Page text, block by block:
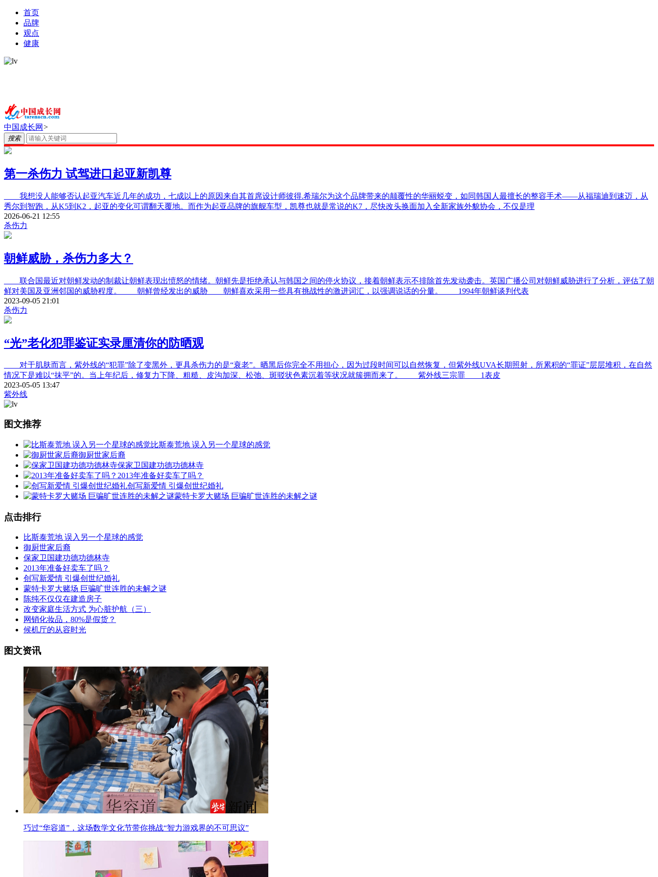
首页
品牌
观点
健康
中国成长网 >
搜索
第一杀伤力 试驾进口起亚新凯尊
我想没人能够否认起亚汽车近几年的成功，七成以上的原因来自其首席设计师彼得.希瑞尔为这个品牌带来的颠覆性的华丽蜕变，如同韩国人最擅长的整容手术——从福瑞迪到速迈，从
秀尔到智跑，从K5到K2，起亚的变化可谓翻天覆地。而作为起亚品牌的旗舰车型，凯尊也就是常说的K7，尽快改头换面加入全新家族外貌协会，不仅是理
2026-06-21 12:55
杀伤力
朝鲜威胁，杀伤力多大？
联合国最近对朝鲜发动的制裁让朝鲜表现出愤怒的情绪。朝鲜先是拒绝承认与韩国之间的停火协议，接着朝鲜表示不排除首先发动袭击。英国广播公司对朝鲜威胁进行了分析，评估了朝
鲜对美国及亚洲邻国的威胁程度。 朝鲜曾经发出的威胁 朝鲜喜欢采用一些具有挑战性的激进词汇，以强调说话的分量。 1994年朝鲜谈判代表
2023-09-05 21:01
杀伤力
“光”老化犯罪鉴证实录厘清你的防晒观
对于肌肤而言，紫外线的“犯罪”除了变黑外，更具杀伤力的是“衰老”。晒黑后你完全不用担心，因为过段时间可以自然恢复，但紫外线UVA长期照射，所累积的“罪证”层层堆积，在自然
情况下是难以“抹平”的。当上年纪后，修复力下降、粗糙、皮沟加深、松弛、斑驳状色素沉着等状况就簇拥而来了。 紫外线三宗罪 1表皮
2023-05-05 13:47
紫外线
图文推荐
比斯泰荒地 误入另一个星球的感觉
御厨世家后裔
保家卫国建功德功德林寺
2013年准备好卖车了吗？
创写新爱情 引爆创世纪婚礼
蒙特卡罗大赌场 巨骗旷世连胜的未解之谜
点击排行
比斯泰荒地 误入另一个星球的感觉
御厨世家后裔
保家卫国建功德功德林寺
2013年准备好卖车了吗？
创写新爱情 引爆创世纪婚礼
蒙特卡罗大赌场 巨骗旷世连胜的未解之谜
陈纯不仅仅在建造房子
改变家庭生活方式 为心脏护航（三）
网销化妆品，80%是假货？
候机厅的从容时光
图文资讯
巧过“华容道”，这场数学文化节带你挑战“智力游戏界的不可思议”